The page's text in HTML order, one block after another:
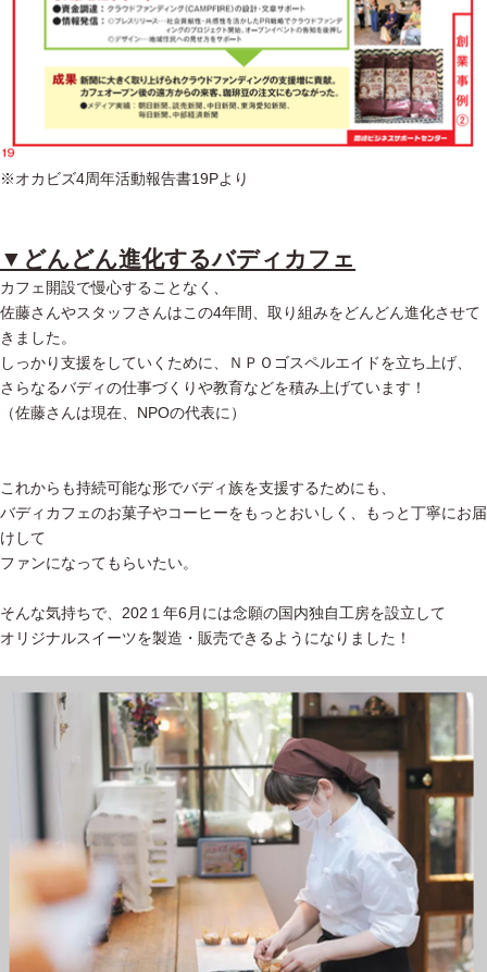
※オカビズ4周年活動報告書19Pより
▼どんどん進化するバディカフェ
カフェ開設で慢心することなく、
佐藤さんやスタッフさんはこの4年間、取り組みをどんどん進化させて
きました。
しっかり支援をしていくために、ＮＰＯゴスペルエイドを立ち上げ、
さらなるバディの仕事づくりや教育などを積み上げています！
（佐藤さんは現在、NPOの代表に）
これからも持続可能な形でバディ族を支援するためにも、
バディカフェのお菓子やコーヒーをもっとおいしく、もっと丁寧にお届
けして
ファンになってもらいたい。
そんな気持ちで、202１年6月には念願の国内独自工房を設立して
オリジナルスイーツを製造・販売できるようになりました！